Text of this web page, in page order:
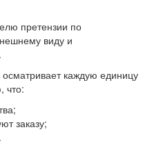
претензии по
виду и
каждую единицу
что:
заказу;